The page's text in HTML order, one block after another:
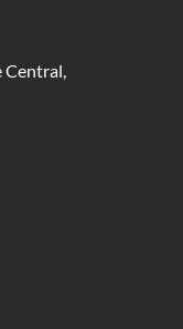
Central,